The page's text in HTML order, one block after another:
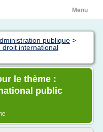
Menu
publique >
droit international
le thème :
public